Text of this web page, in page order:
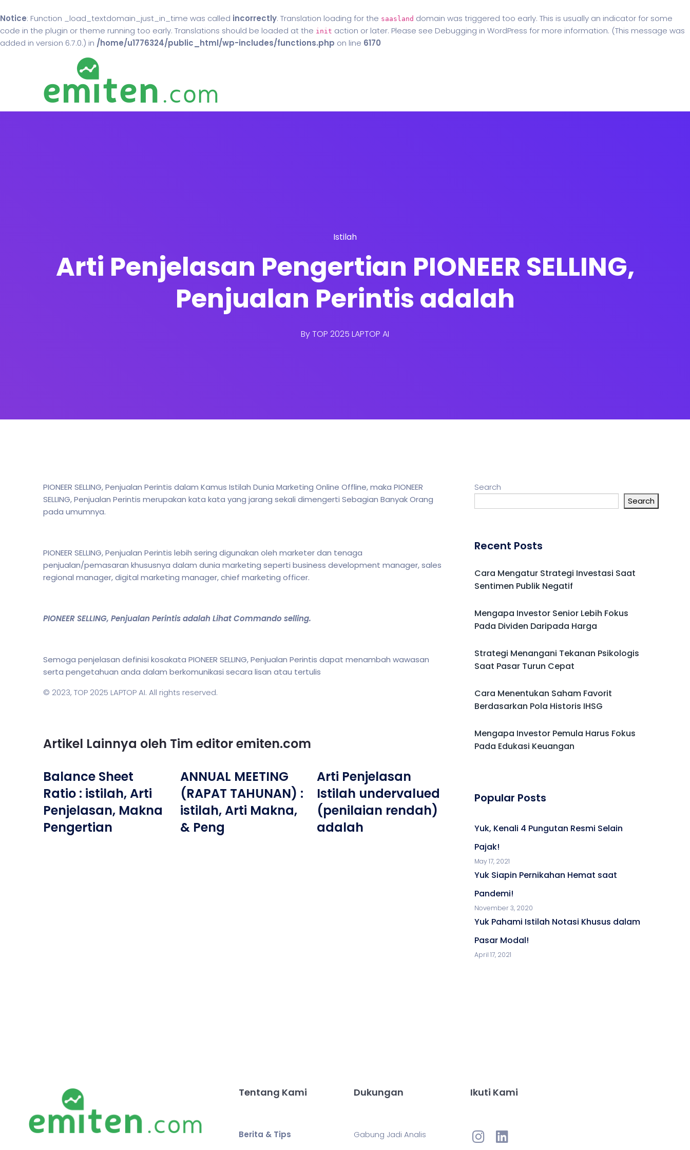
Notice: Function _load_textdomain_just_in_time was called incorrectly. Translation loading for the saasland domain was triggered too early. This is usually an indicator for some
code in the plugin or theme running too early. Translations should be loaded at the init action or later. Please see Debugging in WordPress for more information. (This message was
added in version 6.7.0.) in /home/u1776324/public_html/wp-includes/functions.php on line 6170
Istilah
Arti Penjelasan Pengertian PIONEER SELLING,
Penjualan Perintis adalah
ByTOP 2025 LAPTOP AI
PIONEER SELLING, Penjualan Perintis dalam Kamus Istilah Dunia Marketing Online Offline, maka PIONEER
SELLING, Penjualan Perintis merupakan kata kata yang jarang sekali dimengerti Sebagian Banyak Orang
pada umumnya.
PIONEER SELLING, Penjualan Perintis lebih sering digunakan oleh marketer dan tenaga
penjualan/pemasaran khususnya dalam dunia marketing seperti business development manager, sales
regional manager, digital marketing manager, chief marketing officer.
PIONEER SELLING, Penjualan Perintis adalah Lihat Commando selling.
Semoga penjelasan definisi kosakata PIONEER SELLING, Penjualan Perintis dapat menambah wawasan
serta pengetahuan anda dalam berkomunikasi secara lisan atau tertulis
© 2023, TOP 2025 LAPTOP AI. All rights reserved.
Artikel Lainnya oleh Tim editor emiten.com
Balance Sheet
Ratio : istilah, Arti
Penjelasan, Makna
Pengertian
ANNUAL MEETING
(RAPAT TAHUNAN) :
istilah, Arti Makna,
& Peng
Arti Penjelasan
Istilah undervalued
(penilaian rendah)
adalah
Search
Search
Recent Posts
Cara Mengatur Strategi Investasi Saat
Sentimen Publik Negatif
Mengapa Investor Senior Lebih Fokus
Pada Dividen Daripada Harga
Strategi Menangani Tekanan Psikologis
Saat Pasar Turun Cepat
Cara Menentukan Saham Favorit
Berdasarkan Pola Historis IHSG
Mengapa Investor Pemula Harus Fokus
Pada Edukasi Keuangan
Popular Posts
Yuk, Kenali 4 Pungutan Resmi Selain
Pajak!
May 17, 2021
Yuk Siapin Pernikahan Hemat saat
Pandemi!
November 3, 2020
Yuk Pahami Istilah Notasi Khusus dalam
Pasar Modal!
April 17, 2021
Tentang Kami
Berita & Tips
Dukungan
Gabung Jadi Analis
Ikuti Kami